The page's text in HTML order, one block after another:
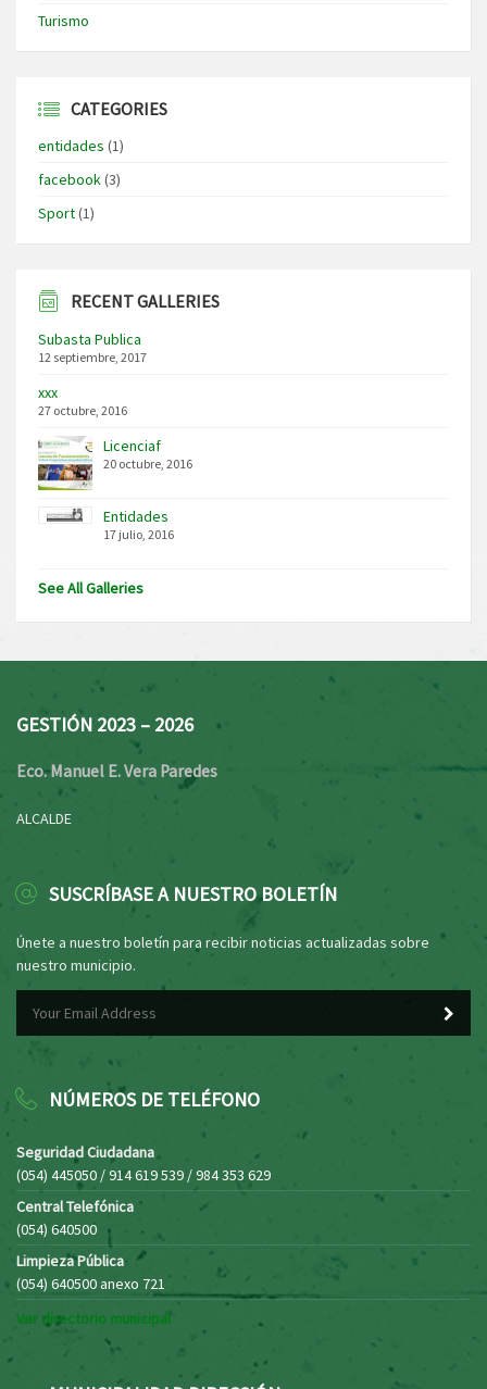
Turismo
CATEGORIES
entidades (1)
facebook(3)
Sport(1)
RECENT GALLERIES
Subasta Publica
12 septiembre, 2017
xxx
27 octubre, 2016
Licenciaf
20 octubre, 2016
Entidades
17 julio, 2016
See All Galleries
GESTIÓN 2023 – 2026
Eco. Manuel E. Vera Paredes
ALCALDE
SUSCRÍBASE A NUESTRO BOLETÍN
Únete a nuestro boletín para recibir noticias actualizadas sobre
nuestro municipio.
NÚMEROS DE TELÉFONO
Seguridad Ciudadana
(054) 445050 / 914 619 539 / 984 353 629
Central Telefónica
(054) 640500
Limpieza Pública
(054) 640500 anexo 721
Ver directorio municipal